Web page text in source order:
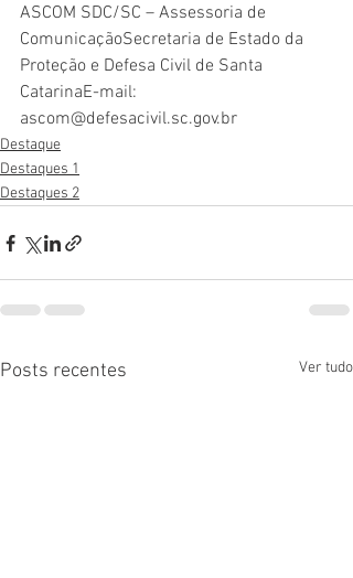
ASCOM SDC/SC – Assessoria de
ComunicaçãoSecretaria de Estado da
Proteção e Defesa Civil de Santa
CatarinaE-mail:
ascom@defesacivil.sc.gov.br
Destaque
Destaques 1
Destaques 2
Posts recentes Ver tudo